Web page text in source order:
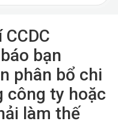
bạn
phân bổ chi
công ty hoặc
làm thế